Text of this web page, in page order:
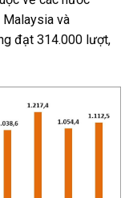
Malaysia và
đạt 314.000 lượt,